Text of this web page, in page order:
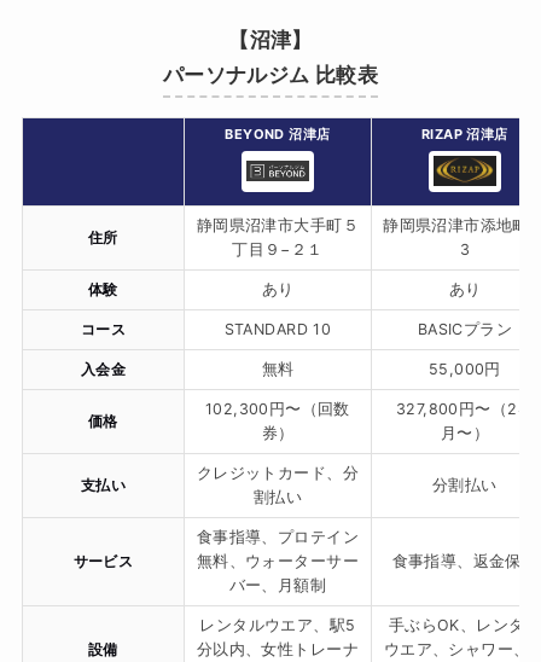
【沼津】
パーソナルジム 比較表
BEYOND 沼津店 RIZAP 沼津店
住所
静岡県沼津市大手町５
丁目９−２１
静岡県沼津市添地町
3
体験 あり あり
コース STANDARD 10 BASICプラン
入会金 無料 55,000円
価格
102,300円〜（回数
券）
327,800円〜（2ヶ
月〜）
支払い
クレジットカード、分
割払い
分割払い
サービス
食事指導、プロテイン
無料、ウォーターサー
バー、月額制
食事指導、返金保証
設備
レンタルウエア、駅5
分以内、女性トレーナ
手ぶらOK、レンタル
ウエア、シャワー、